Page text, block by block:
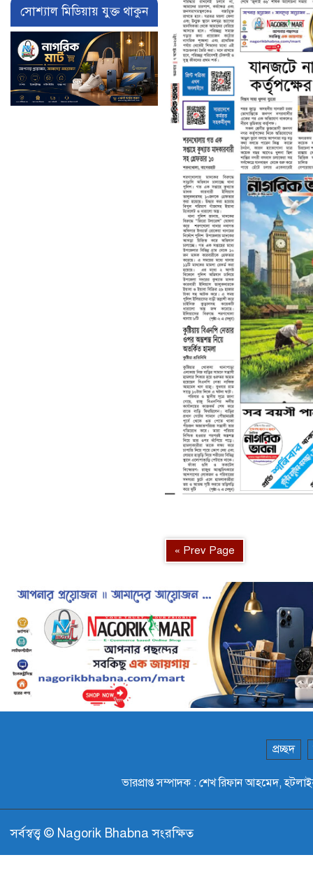
সোশ্যাল মিডিয়ায় যুক্ত থাকুন
« Prev Page
প্রচ্ছদ
ভারপ্রাপ্ত সম্পাদক : শেখ রিফান আহমেদ,
সর্বস্বত্ত্ব © Nagorik Bhabna সংরক্ষিত